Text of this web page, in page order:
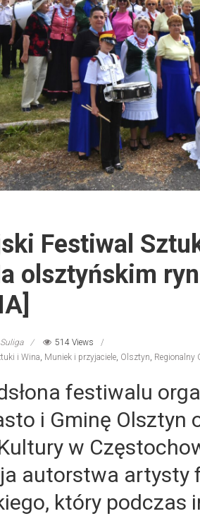
Festiwal
olsztyńskim
514 Views
i Wina Muniek i przyjaciele Olsztyn Regionalny
festiwalu
i Gminę Olsztyn
w
autorstwa artysty
który podczas